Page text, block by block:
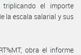
triplicando el importe
la escala salarial y sus
obra el informe